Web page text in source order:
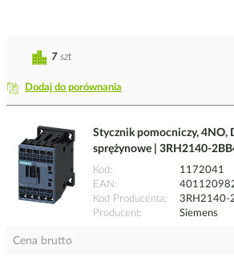
Dodaj do porównania
7 szt
Stycznik pomocniczy, 4NO,
sprężynowe | 3RH2140-
Kod
1172041
EAN
Kod Producenta
3RH2140-
Producent
Siemens
Cena brutto